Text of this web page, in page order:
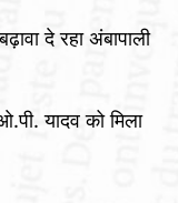
दे रहा अंबापाली
यादव को मिला